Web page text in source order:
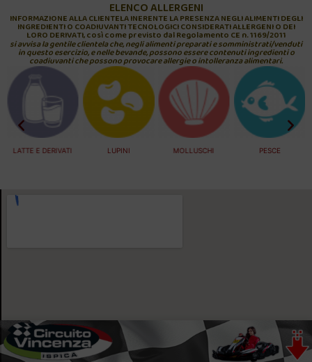
ELENCO ALLERGENI
INFORMAZIONE ALLA CLIENTELA INERENTE LA PRESENZA NEGLI ALIMENTI DEGLI
INGREDIENTI O COADIUVANTI TECNOLOGICI CONSIDERATI ALLERGENI O DEI
LORO DERIVATI, così come previsto dal Regolamento CE n. 1169/2011
si avvisa la gentile clientela che, negli alimenti preparati e somministrati/venduti
in questo esercizio, e nelle bevande, possono essere contenuti ingredienti o
coadiuvanti che possono provocare allergie o intolleranza alimentari.
LUPINI MOLLUSCHI PESCE SEDANO